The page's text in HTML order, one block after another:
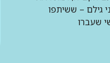
גילם – ששיתפו
שעברו